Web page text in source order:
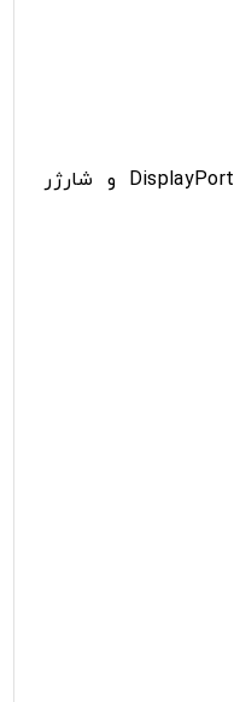
دو عدد (با پشتیبانی از DisplayPort ۱.۲ و شارژر